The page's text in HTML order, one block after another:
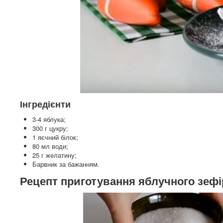
Інгредієнти
3-4 яблука;
300 г цукру;
1 яєчний білок;
80 мл води;
25 г желатину;
Барвник за бажанням.
Рецепт приготування яблучного